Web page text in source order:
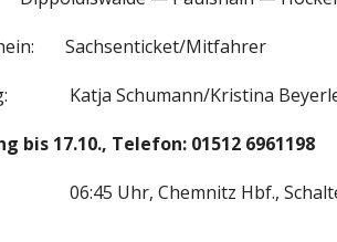
: Sachsenticket/Mitfahrer
Katja Schumann/Kristina
bis 17.10., Telefon: 01512 6961198
06:45 Uhr, Chemnitz Hbf.,